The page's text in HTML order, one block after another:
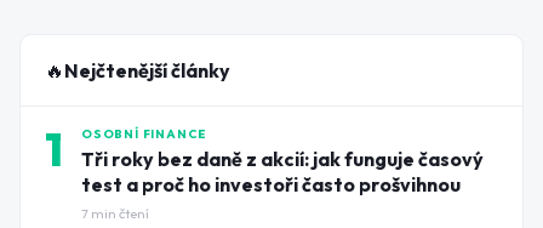
🔥 Nejčtenější články
1 OSOBNÍ FINANCE
Tři roky bez daně z akcií: jak funguje časový
test a proč ho investoři často prošvihnou
7 min čtení